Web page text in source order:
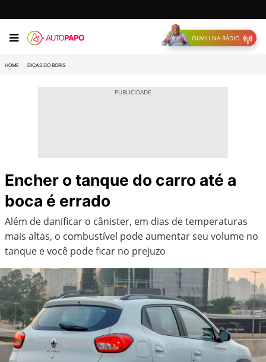
OUVIU NA RÁDIO
HOME DICAS DO BORIS
Encher o tanque do carro até a
boca é errado
Além de danificar o cânister, em dias de temperaturas
mais altas, o combustível pode aumentar seu volume no
tanque e você pode ficar no prejuzo